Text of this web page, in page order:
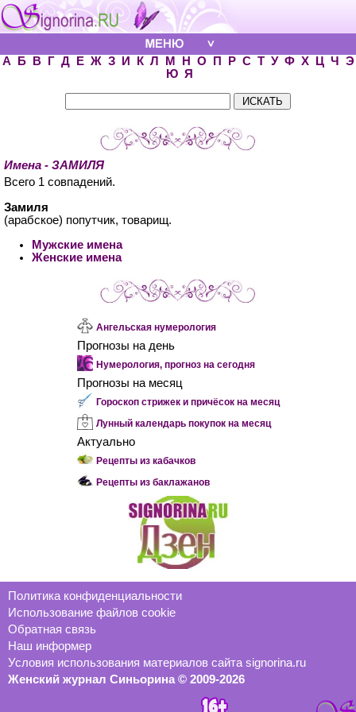
А Б В Г Д Е Ж З И К Л М Н О П Р С Т У Ф Х Ц Ч
Э
Ю Я
Имена - ЗАМИЛЯ
Всего 1 совпадений.
Замиля
(арабское) попутчик, товарищ.
Мужские имена
Женские имена
Ангельская нумерология
Прогнозы на день
Нумерология, прогноз на сегодня
Прогнозы на месяц
Гороскоп стрижек и причёсок на месяц
Лунный календарь покупок на месяц
Актуально
Рецепты из кабачков
Рецепты из баклажанов
Политика конфиденциальности
Использование файлов cookie
Обратная связь
Наш информер
Условия использования материалов сайта signorina.ru
Женский журнал Синьорина © 2009-2026